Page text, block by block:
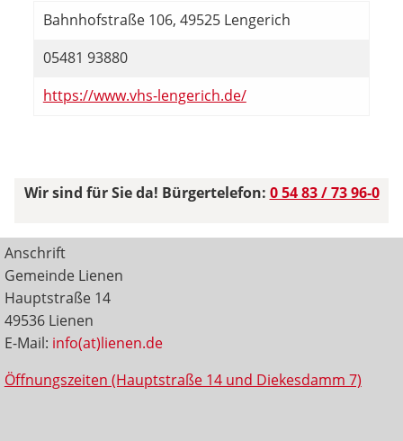
Bahnhofstraße 106, 49525 Lengerich
05481 93880
https://www.vhs-lengerich.de/
Wir sind für Sie da! Bürgertelefon: 0 54 83 / 73 96-0
Anschrift
Gemeinde Lienen
Hauptstraße 14
49536 Lienen
E-Mail: info(at)lienen.de
Öffnungszeiten (Hauptstraße 14 und Diekesdamm 7)